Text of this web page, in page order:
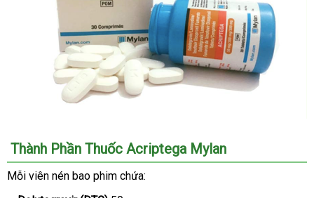
Thành Phần Thuốc Acriptega Mylan
Mỗi viên nén bao phim chứa: